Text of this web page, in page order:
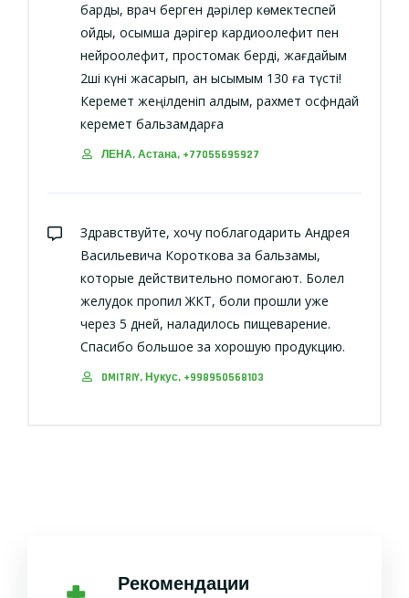
барды, врач берген дәрілер көмектеспей
қойды, қосымша дәрігер кардиоолефит пен
нейроолефит, простомак берді, жағдайым
2ші күні жақсарып, қан қысымым 130 ға түсті!
Керемет жеңілденіп қалдым, рахмет осфндай
керемет бальзамдарға
ЛЕНА, Астана, +77055695927
Здравствуйте, хочу поблагодарить Андрея
Васильевича Короткова за бальзамы,
которые действительно помогают. Болел
желудок пропил ЖКТ, боли прошли уже
через 5 дней, наладилось пищеварение.
Спасибо большое за хорошую продукцию.
DMITRIY, Нукус, +998950568103
Рекомендации